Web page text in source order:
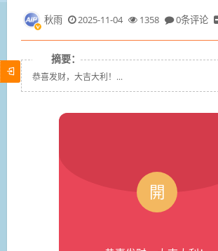
秋雨 2025-11-04 1358 0条评论
摘要：
恭喜发财，大吉大利！...